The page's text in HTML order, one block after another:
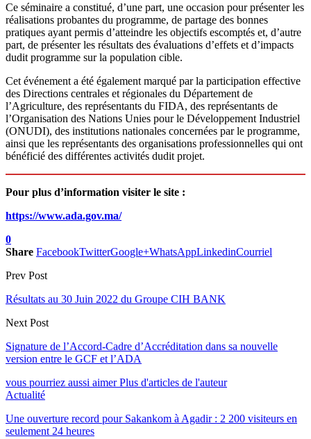
Ce séminaire a constitué, d’une part, une occasion pour présenter les
réalisations probantes du programme, de partage des bonnes
pratiques ayant permis d’atteindre les objectifs escomptés et, d’autre
part, de présenter les résultats des évaluations d’effets et d’impacts
dudit programme sur la population cible.
Cet événement a été également marqué par la participation effective
des Directions centrales et régionales du Département de
l’Agriculture, des représentants du FIDA, des représentants de
l’Organisation des Nations Unies pour le Développement Industriel
(ONUDI), des institutions nationales concernées par le programme,
ainsi que les représentants des organisations professionnelles qui ont
bénéficié des différentes activités dudit projet.
Pour plus d’information visiter le site :
https://www.ada.gov.ma/
0
Share FacebookTwitterGoogle+WhatsAppLinkedinCourriel
Prev Post
Résultats au 30 Juin 2022 du Groupe CIH BANK
Next Post
Signature de l’Accord-Cadre d’Accréditation dans sa nouvelle
version entre le GCF et l’ADA
vous pourriez aussi aimer Plus d'articles de l'auteur
Actualité
Une ouverture record pour Sakankom à Agadir : 2 200 visiteurs en
seulement 24 heures